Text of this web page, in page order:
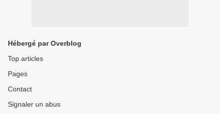
Hébergé par Overblog
Top articles
Pages
Contact
Signaler un abus